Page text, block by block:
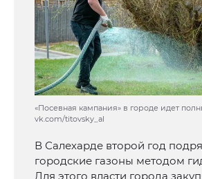
«Посевная кампания» в городе идет
vk.com/titovsky_al
В Салехарде второй год
городские газоны методом
Для этого власти города